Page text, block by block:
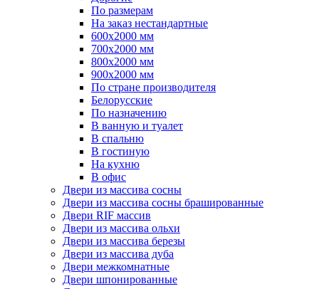
По размерам
На заказ нестандартные
600х2000 мм
700х2000 мм
800х2000 мм
900х2000 мм
По стране производителя
Белорусские
По назначению
В ванную и туалет
В спальню
В гостиную
На кухню
В офис
Двери из массива сосны
Двери из массива сосны брашированные
Двери RIF массив
Двери из массива ольхи
Двери из массива березы
Двери из массива дуба
Двери межкомнатные
Двери шпонированные